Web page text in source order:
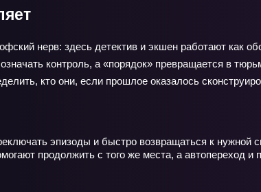
нерв: здесь детектив и экшен работают как
контроль, а «порядок» превращается в
кто они, если прошлое оказалось
эпизоды и быстро возвращаться к
продолжить с того же места, а автопереход